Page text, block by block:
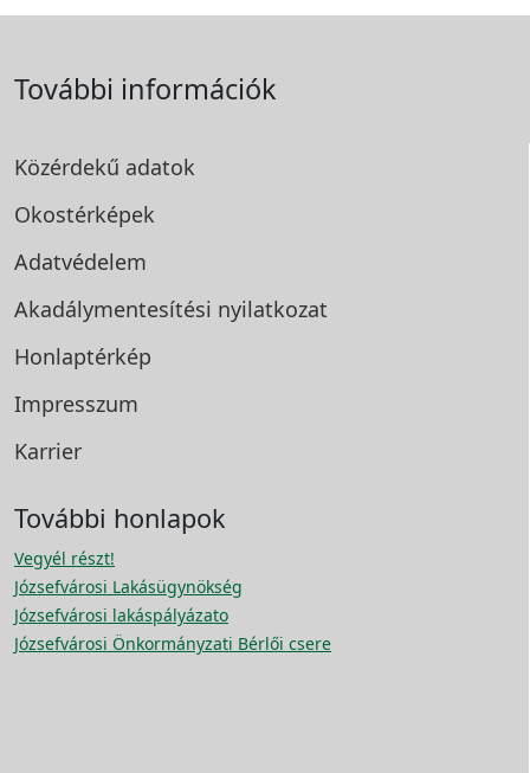
További információk
Közérdekű adatok
Okostérképek
Adatvédelem
Akadálymentesítési nyilatkozat
Honlaptérkép
Impresszum
Karrier
További honlapok
Vegyél részt!
Józsefvárosi Lakásügynökség
Józsefvárosi lakáspályázato
Józsefvárosi Önkormányzati Bérlői csere